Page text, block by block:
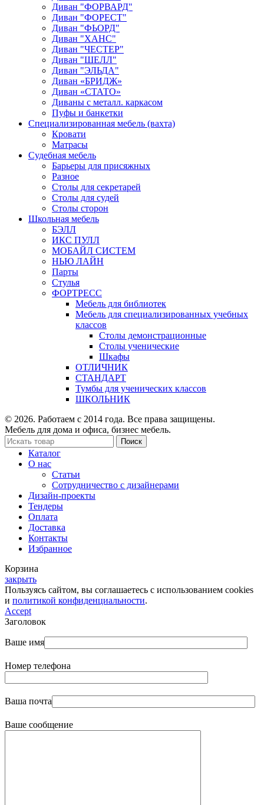
Диван "ФОРВАРД"
Диван "ФОРЕСТ"
Диван "ФЬОРД"
Диван "ХАНС"
Диван "ЧЕСТЕР"
Диван "ШЕЛЛ"
Диван "ЭЛЬДА"
Диван «БРИДЖ»
Диван «СТАТО»
Диваны с металл. каркасом
Пуфы и банкетки
Специализированная мебель (вахта)
Кровати
Матрасы
Судебная мебель
Барьеры для присяжных
Разное
Столы для секретарей
Столы для судей
Столы сторон
Школьная мебель
БЭЛЛ
ИКС ПУЛЛ
МОБАЙЛ СИСТЕМ
НЬЮ ЛАЙН
Парты
Стулья
ФОРТРЕСС
Мебель для библиотек
Мебель для специализированных учебных
классов
Столы демонстрационные
Столы ученические
Шкафы
ОТЛИЧНИК
СТАНДАРТ
Тумбы для ученических классов
ШКОЛЬНИК
© 2026. Работаем с 2014 года. Все права защищены.
Мебель для дома и офиса, бизнес мебель.
Поиск
Каталог
О нас
Статьи
Сотрудничество с дизайнерами
Дизайн-проекты
Тендеры
Оплата
Доставка
Контакты
Избранное
Корзина
закрыть
Пользуясь сайтом, вы соглашаетесь с использованием cookies
и политикой конфиденциальности.
Accept
Заголовок
Ваше имя
Номер телефона
Ваша почта
Ваше сообщение